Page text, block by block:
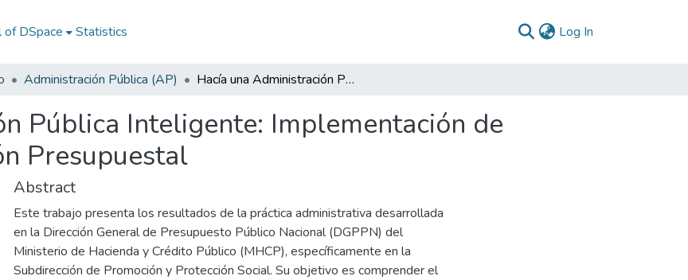
of DSpace Statistics Log In
Administración Pública (AP) Hacía una Administración Pública Inteligente: Implementación de Python e IA en la Gestión Presupuestal
Pública Inteligente: Implementación de
Presupuestal
Abstract
Este trabajo presenta los resultados de la práctica administrativa desarrollada
en la Dirección General de Presupuesto Público Nacional (DGPPN) del
Ministerio de Hacienda y Crédito Público (MHCP), específicamente en la
Subdirección de Promoción y Protección Social. Su objetivo es comprender el